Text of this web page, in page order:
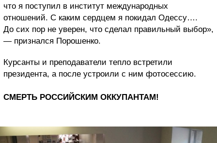
что я поступил в институт международных
отношений. С каким сердцем я покидал Одессу….
До сих пор не уверен, что сделал правильный выбор»,
— признался Порошенко.
Курсанты и преподаватели тепло встретили
президента, а после устроили с ним фотосессию.
СМЕРТЬ РОССИЙСКИМ ОККУПАНТАМ!